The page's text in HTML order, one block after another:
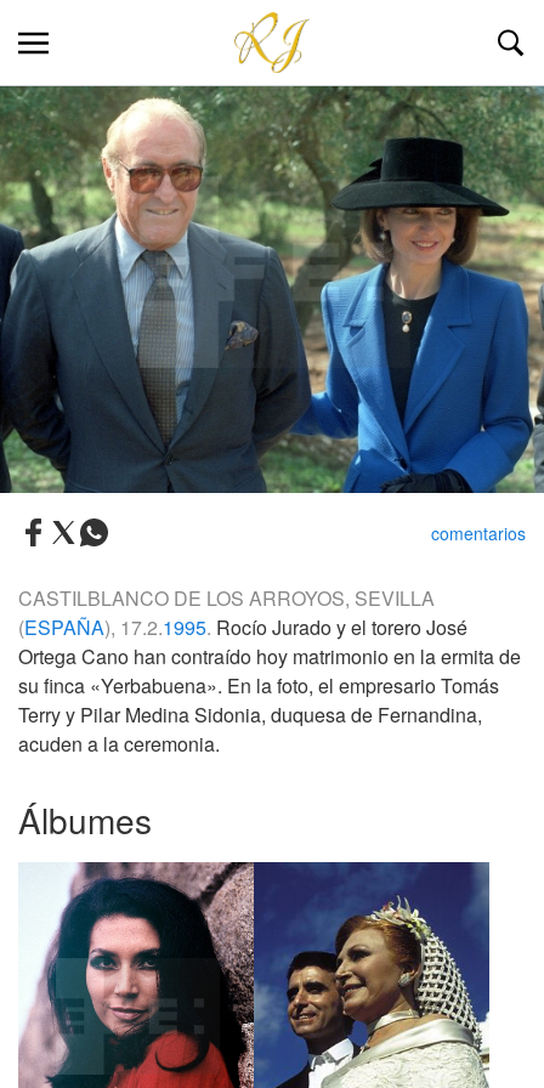
comentarios
CASTILBLANCO DE LOS ARROYOS, SEVILLA
(ESPAÑA), 17.2.1995. Rocío Jurado y el torero José
Ortega Cano han contraído hoy matrimonio en la ermita de
su finca «Yerbabuena». En la foto, el empresario Tomás
Terry y Pilar Medina Sidonia, duquesa de Fernandina,
acuden a la ceremonia.
Álbumes